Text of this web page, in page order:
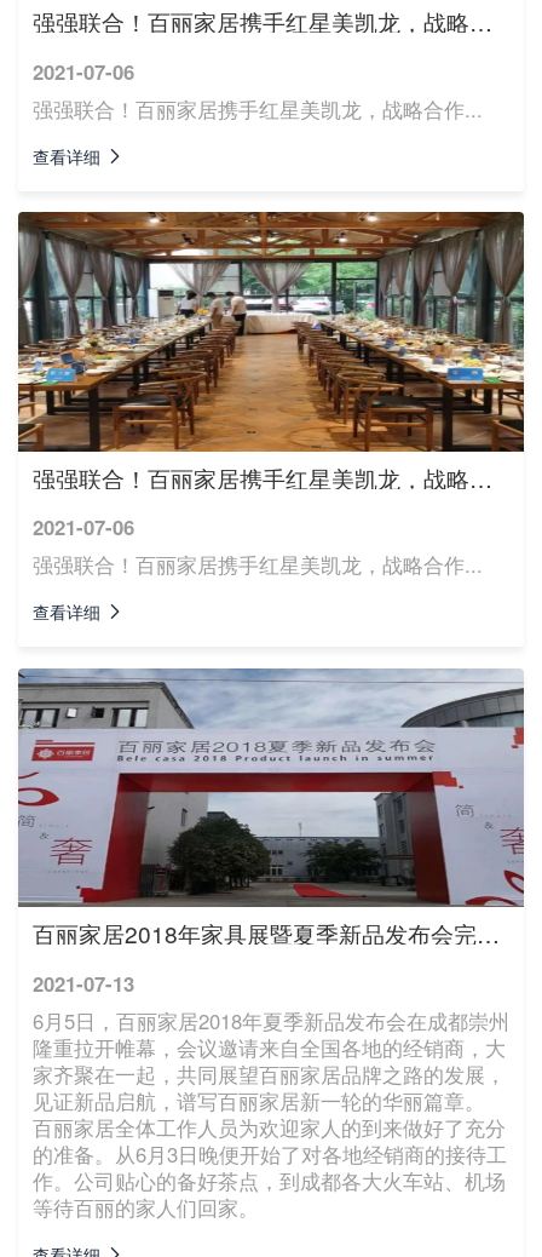
强强联合！百丽家居携手红星美凯龙，战略合作...
2021-07-06
强强联合！百丽家居携手红星美凯龙，战略合作...
查看详细
强强联合！百丽家居携手红星美凯龙，战略合作...
2021-07-06
强强联合！百丽家居携手红星美凯龙，战略合作...
查看详细
百丽家居2018年家具展暨夏季新品发布会完美收官
2021-07-13
6月5日，百丽家居2018年夏季新品发布会在成都崇州
隆重拉开帷幕，会议邀请来自全国各地的经销商，大
家齐聚在一起，共同展望百丽家居品牌之路的发展，
见证新品启航，谱写百丽家居新一轮的华丽篇章。
百丽家居全体工作人员为欢迎家人的到来做好了充分
的准备。从6月3日晚便开始了对各地经销商的接待工
作。公司贴心的备好茶点，到成都各大火车站、机场
等待百丽的家人们回家。